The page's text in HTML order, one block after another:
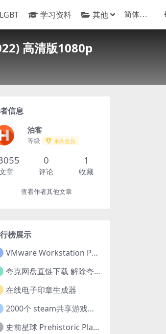
LGBT 学习资料 其他
高清版1080p
信息
泊客
等级 永久会员
章
0
评论
1
收藏
查看作者其他文章
榜展示
VMware Workstation Pro 16 永久激活密钥(序列号)
夸克网盘直链下载 解除夸克网盘下载限制 油猴脚本
在线电子印章生成器
2000个 steam共享游戏账号 离线steam账号分享
史前星球 Prehistoric Planet (2022) 中字 1080p 高清 阿里云盘 2022.5.27已更新全集